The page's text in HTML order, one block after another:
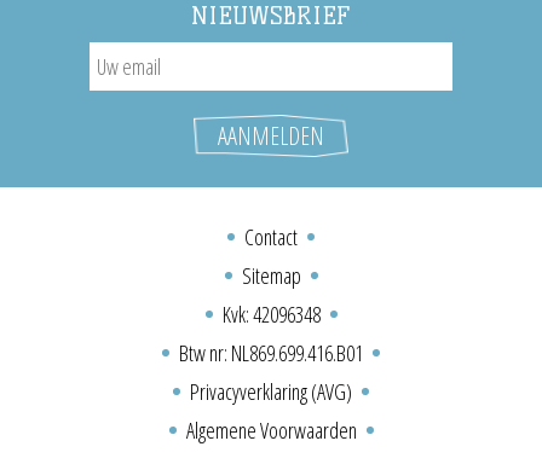
NIEUWSBRIEF
Contact
Sitemap
Kvk: 42096348
Btw nr: NL869.699.416.B01
Privacyverklaring (AVG)
Algemene Voorwaarden